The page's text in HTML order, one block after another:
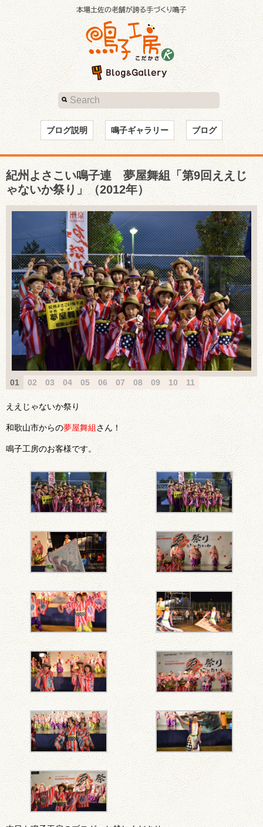
ブログ説明 鳴子ギャラリー ブログ
紀州よさこい鳴子連 夢屋舞組「第9回ええじ
ゃないか祭り」（2012年）
01 02 03 04 05 06 07 08 09 10 11
ええじゃないか祭り
和歌山市からの夢屋舞組さん！
鳴子工房のお客様です。